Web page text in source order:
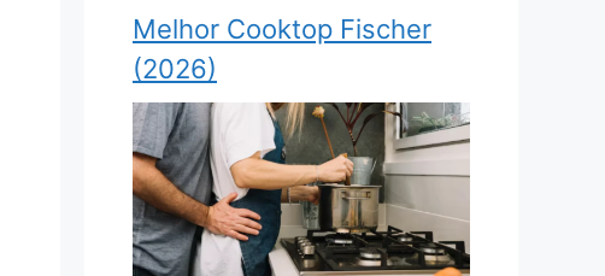
Melhor Cooktop Fischer
(2026)